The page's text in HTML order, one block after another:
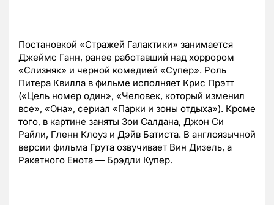
Постановкой «Стражей Галактики» занимается
Джеймс Ганн, ранее работавший над хоррором
«Слизняк» и черной комедией «Супер». Роль
Питера Квилла в фильме исполняет Крис Прэтт
(«Цель номер один», «Человек, который изменил
все», «Она», сериал «Парки и зоны отдыха»). Кроме
того, в картине заняты Зои Салдана, Джон Си
Райли, Гленн Клоуз и Дэйв Батиста. В англоязычной
версии фильма Грута озвучивает Вин Дизель, а
Ракетного Енота — Брэдли Купер.